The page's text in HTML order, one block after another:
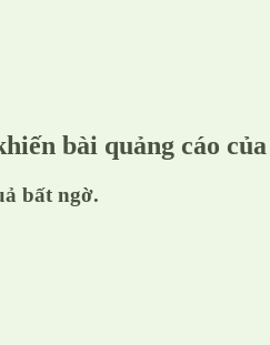
bài quảng cáo
bất ngờ.